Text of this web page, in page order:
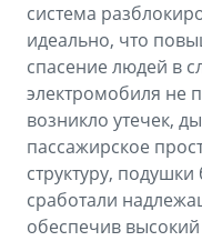
система
идеально, что
спасение людей в
электромобиля не
возникло утечек,
пассажирское
структуру,
сработали
обеспечив